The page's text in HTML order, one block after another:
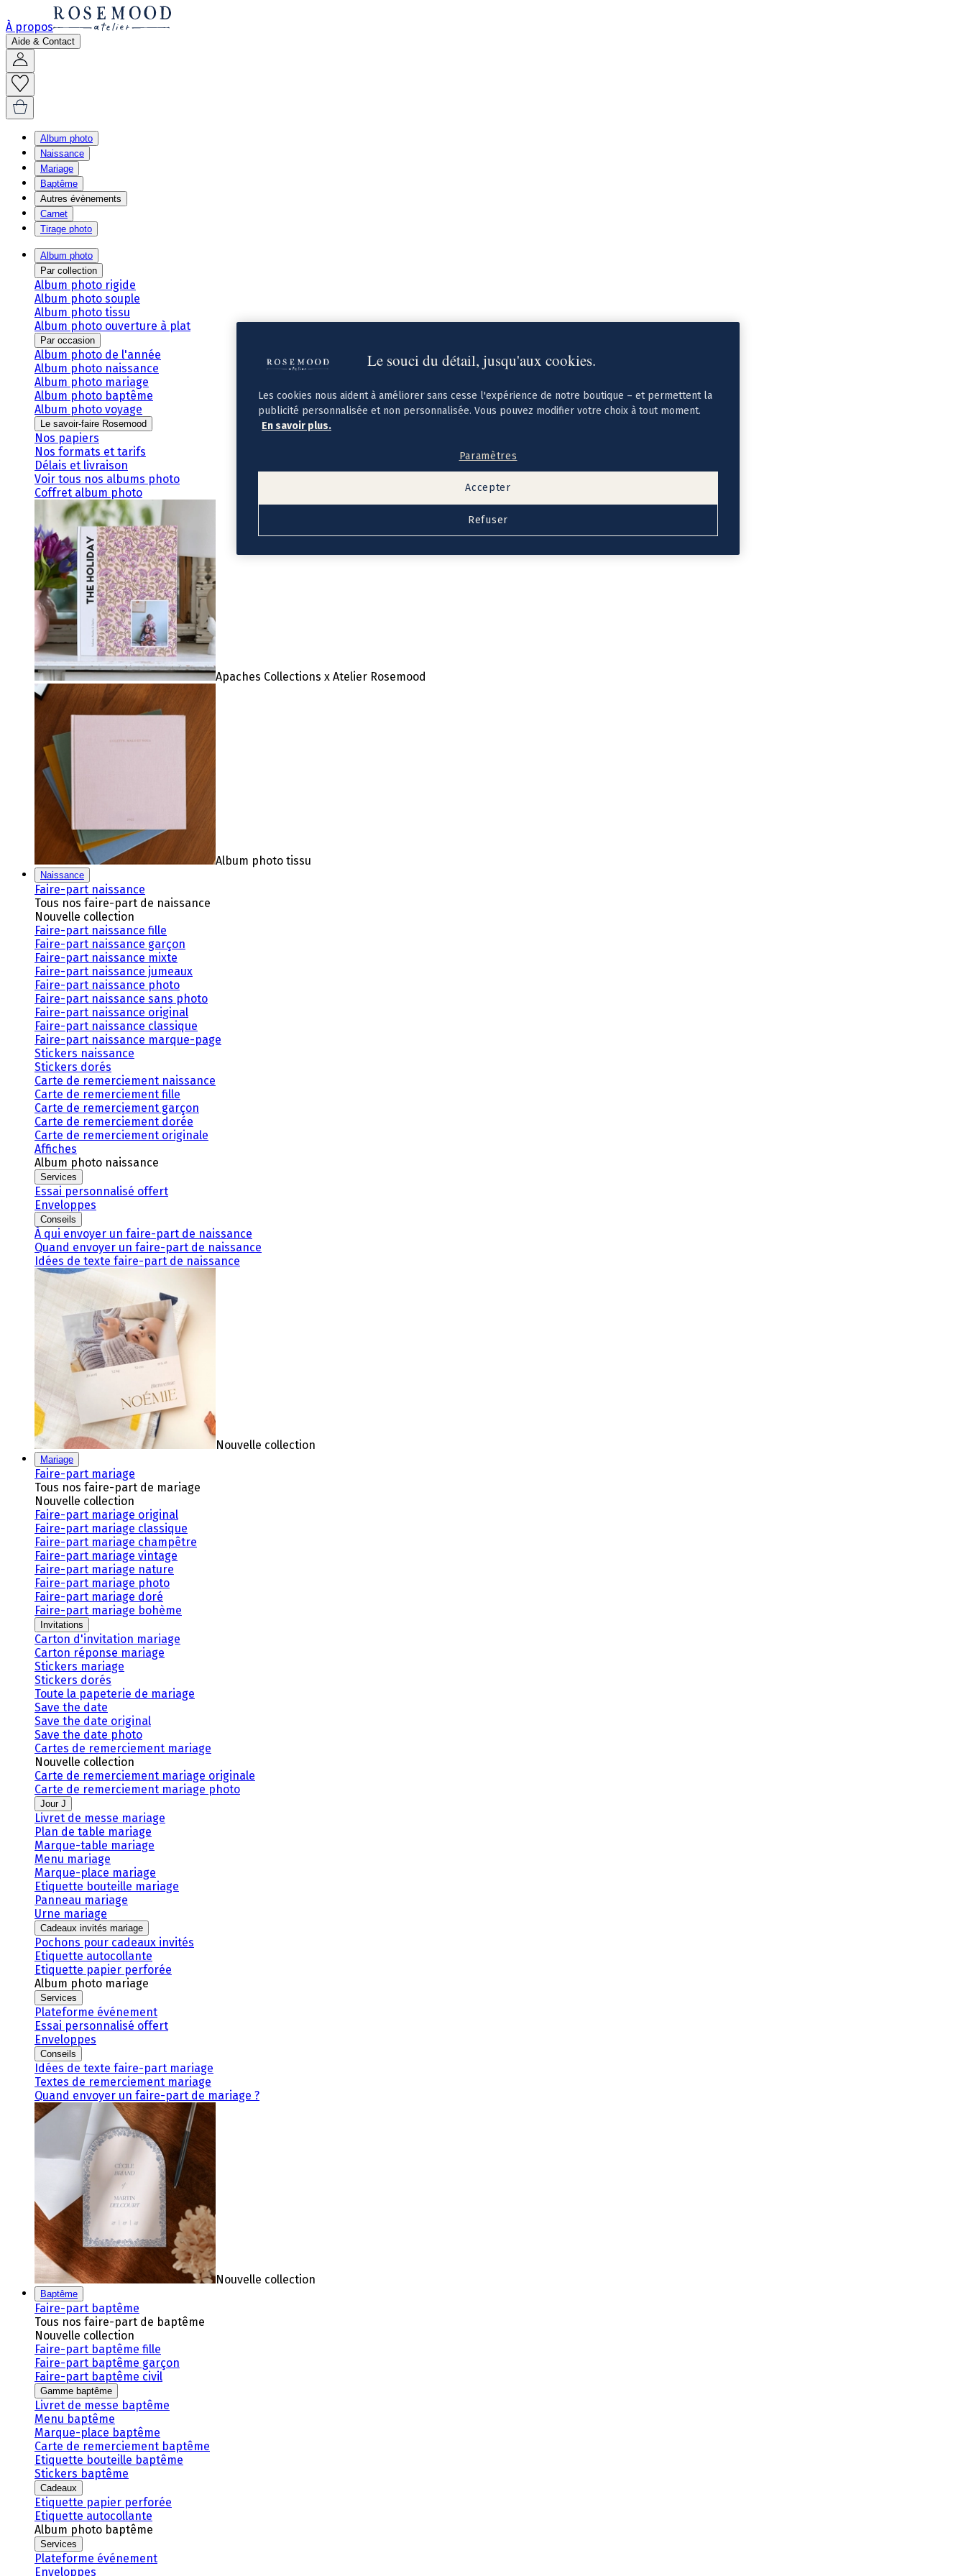
À propos
Aide & Contact
Album photo
Naissance
Mariage
Baptême
Autres évènements
Carnet
Tirage photo
Album photo
Par collection
Album photo rigide
Album photo souple
Album photo tissu
Album photo ouverture à plat
Par occasion
Album photo de l'année
Album photo naissance
Album photo mariage
Album photo baptême
Album photo voyage
Le savoir-faire Rosemood
Nos papiers
Nos formats et tarifs
Délais et livraison
Voir tous nos albums photo
Coffret album photo
Apaches Collections x Atelier Rosemood
Album photo tissu
Naissance
Faire-part naissance
Tous nos faire-part de naissance
Nouvelle collection
Faire-part naissance fille
Faire-part naissance garçon
Faire-part naissance mixte
Faire-part naissance jumeaux
Faire-part naissance photo
Faire-part naissance sans photo
Faire-part naissance original
Faire-part naissance classique
Faire-part naissance marque-page
Stickers naissance
Stickers dorés
Carte de remerciement naissance
Carte de remerciement fille
Carte de remerciement garçon
Carte de remerciement dorée
Carte de remerciement originale
Affiches
Album photo naissance
Services
Essai personnalisé offert
Enveloppes
Conseils
À qui envoyer un faire-part de naissance
Quand envoyer un faire-part de naissance
Idées de texte faire-part de naissance
Nouvelle collection
Mariage
Faire-part mariage
Tous nos faire-part de mariage
Nouvelle collection
Faire-part mariage original
Faire-part mariage classique
Faire-part mariage champêtre
Faire-part mariage vintage
Faire-part mariage nature
Faire-part mariage photo
Faire-part mariage doré
Faire-part mariage bohème
Invitations
Carton d'invitation mariage
Carton réponse mariage
Stickers mariage
Stickers dorés
Toute la papeterie de mariage
Save the date
Save the date original
Save the date photo
Cartes de remerciement mariage
Nouvelle collection
Carte de remerciement mariage originale
Carte de remerciement mariage photo
Jour J
Livret de messe mariage
Plan de table mariage
Marque-table mariage
Menu mariage
Marque-place mariage
Etiquette bouteille mariage
Panneau mariage
Urne mariage
Cadeaux invités mariage
Pochons pour cadeaux invités
Etiquette autocollante
Etiquette papier perforée
Album photo mariage
Services
Plateforme événement
Essai personnalisé offert
Enveloppes
Conseils
Idées de texte faire-part mariage
Textes de remerciement mariage
Quand envoyer un faire-part de mariage ?
Nouvelle collection
Baptême
Faire-part baptême
Tous nos faire-part de baptême
Nouvelle collection
Faire-part baptême fille
Faire-part baptême garçon
Faire-part baptême civil
Gamme baptême
Livret de messe baptême
Menu baptême
Marque-place baptême
Carte de remerciement baptême
Etiquette bouteille baptême
Stickers baptême
Cadeaux
Etiquette papier perforée
Etiquette autocollante
Album photo baptême
Services
Plateforme événement
Enveloppes
Le souci du détail, jusqu'aux cookies.
Les cookies nous aident à améliorer sans cesse l'expérience de notre boutique – et permettent la
publicité personnalisée et non personnalisée. Vous pouvez modifier votre choix à tout moment.
En savoir plus.
Paramètres
Refuser
Accepter